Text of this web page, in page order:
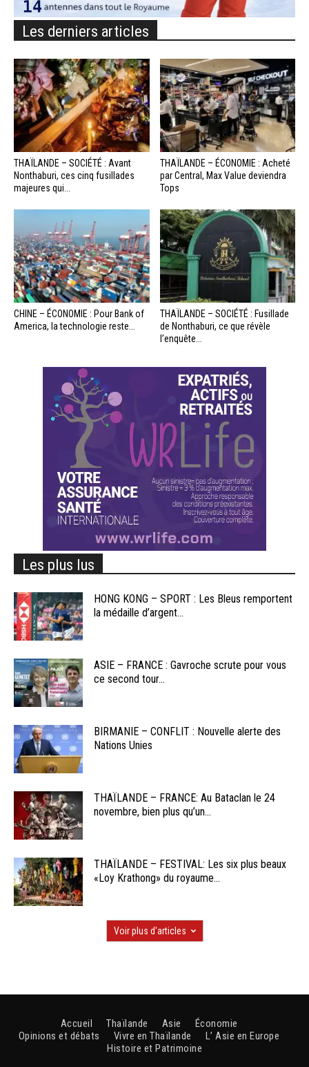
Les derniers articles
THAÏLANDE – SOCIÉTÉ : Avant
Nonthaburi, ces cinq fusillades
majeures qui...
THAÏLANDE – ÉCONOMIE : Acheté
par Central, Max Value deviendra
Tops
CHINE – ÉCONOMIE : Pour Bank of
America, la technologie reste...
THAÏLANDE – SOCIÉTÉ : Fusillade
de Nonthaburi, ce que révèle
l’enquête...
Les plus lus
HONG KONG – SPORT : Les Bleus remportent
la médaille d’argent...
ASIE – FRANCE : Gavroche scrute pour vous
ce second tour...
BIRMANIE – CONFLIT : Nouvelle alerte des
Nations Unies
THAÏLANDE – FRANCE: Au Bataclan le 24
novembre, bien plus qu’un...
THAÏLANDE – FESTIVAL: Les six plus beaux
«Loy Krathong» du royaume...
Voir plus d'articles
Accueil Thaïlande Asie
Économie
Opinions et débats
Vivre en Thaïlande
L’ Asie en Europe
Histoire et Patrimoine